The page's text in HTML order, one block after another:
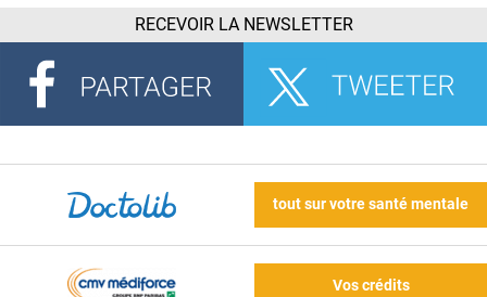
RECEVOIR LA NEWSLETTER
tout sur votre santé mentale
Vos crédits